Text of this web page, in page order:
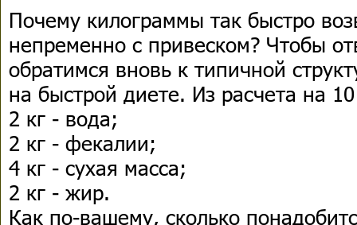
Почему килограммы так быстро
непременно с привеском? Чтобы
обратимся вновь к типичной
на быстрой диете. Из расчета на
2 кг - вода;
2 кг - фекалии;
4 кг - сухая масса;
2 кг - жир.
Как по-вашему, сколько